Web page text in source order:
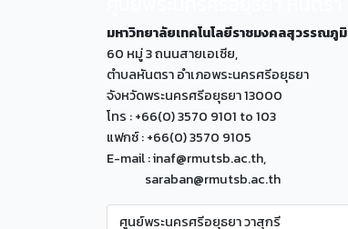
มหาวิทยาลัยเทคโนโลยีราชมงคลสุวรรณภูมิ
60 หมู่ 3 ถนนสายเอเซีย,
ตำบลหันตรา อำเภอพระนครศรีอยุธยา
จังหวัดพระนครศรีอยุธยา 13000
โทร : +66(0) 3570 9101 to 103
แฟกซ์ : +66(0) 3570 9105
E-mail : inaf@rmutsb.ac.th,
saraban@rmutsb.ac.th
ศูนย์พระนครศรีอยุธยา วาสุกรี